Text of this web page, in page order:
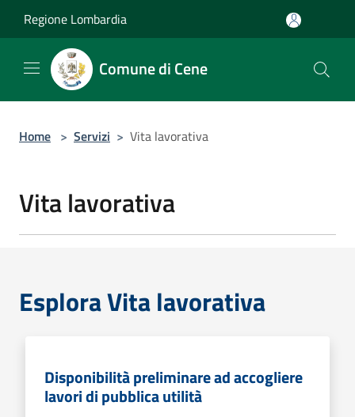
Regione Lombardia
Comune di Cene
Home > Servizi > Vita lavorativa
Vita lavorativa
Esplora Vita lavorativa
Disponibilità preliminare ad accogliere
lavori di pubblica utilità